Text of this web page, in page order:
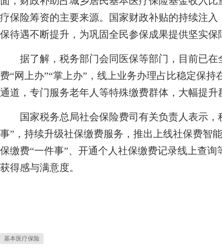
疗保险筹资的主要来源。国家财政补贴的持续注
保待遇不断提升，为巩固全民参保成果提供坚实保
据了解，税务部门会同医保等部门，目前已在
费“网上办”“掌上办”，线上业务办理占比稳定保持
通道，专门服务老年人等特殊缴费群体，大幅提
国家税务总局社会保险费司有关负责人表示，
事”，持续升级社保缴费服务，推出上线社保费智
保缴费“一件事”、开通个人社保缴费记录线上查
获得感与满意度。
基本医疗保险